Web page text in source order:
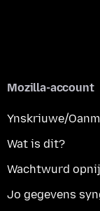
Mozilla-account
Ynskriuwe/
Wat is dit?
Wachtwurd
Jo gegevens